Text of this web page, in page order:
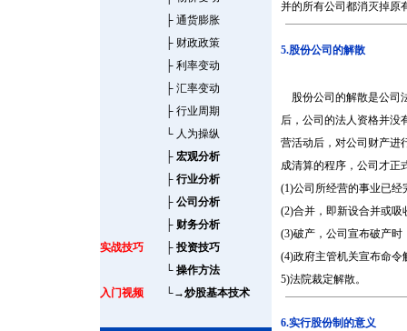
├ 通货膨胀
├ 财政政策
├ 利率变动
├ 汇率变动
├ 行业周期
└ 人为操纵
├ 宏观分析
├ 行业分析
├ 公司分析
├ 财务分析
实战技巧
├ 投资技巧
└ 操作方法
入门视频
└→炒股基本技术
并的所有公司都消灭掉原
5.股份公司的解散
股份公司的解散是公司
后，公司的法人资格并没
营活动后，对公司财产进
成清算的程序，公司才正
(1)公司所经营的事业已
(2)合并，即新设合并或吸
(3)破产，公司宣布破产时
(4)政府主管机关宣布命令
5)法院裁定解散。
6.实行股份制的意义